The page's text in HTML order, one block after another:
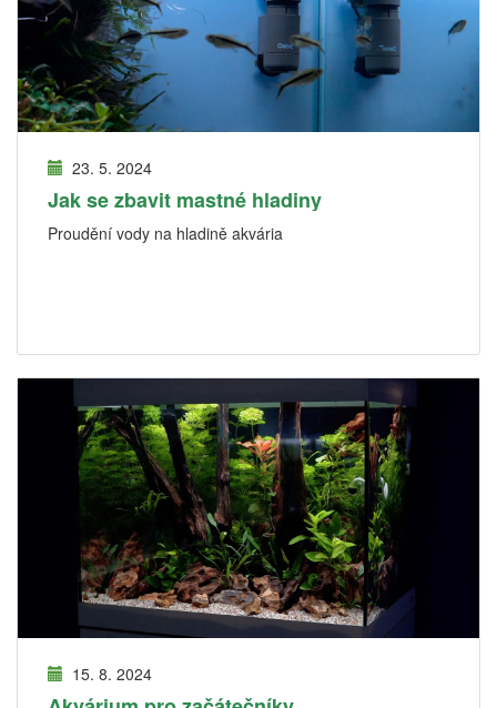
23. 5. 2024
Jak se zbavit mastné hladiny
Proudění vody na hladině akvária
15. 8. 2024